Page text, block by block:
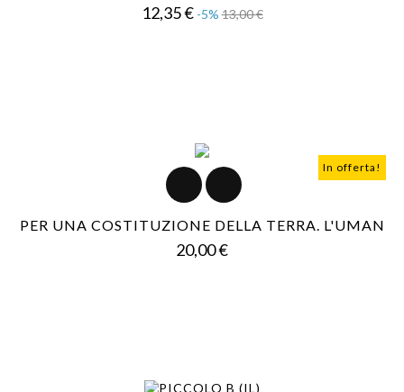
12,35 € Prezzo
-5% 13,00 €Prezzo
In offerta!
PER UNA COSTITUZIONE DELLA TERRA. L'UMAN
20,00 €Prezzo